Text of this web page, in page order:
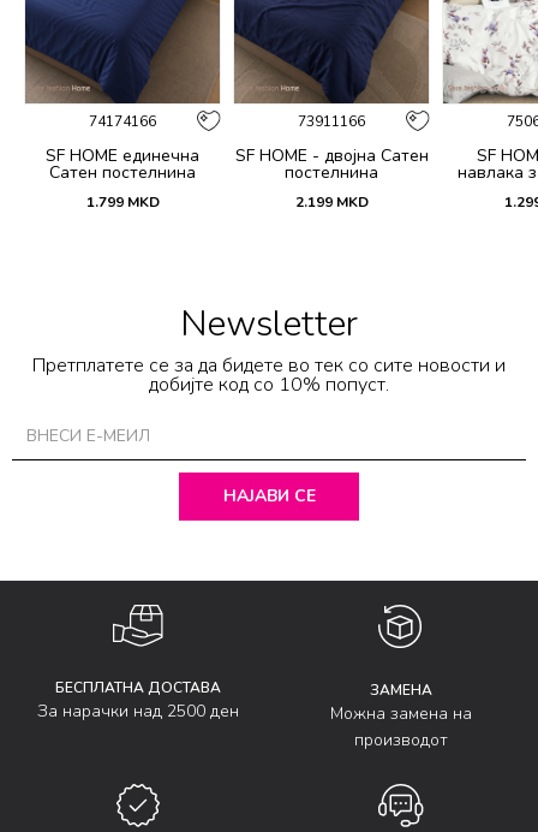
74174166
SF HOME единечна
Сатен постелнина
1.799 MKD
73911166
SF HOME - двојна Сатен
постелнина
2.199 MKD
SF
навлака
Newsletter
Претплатете се за да бидете во тек со сите новости и
добијте код со 10% попуст.
НАЈАВИ СЕ
БЕСПЛАТНА ДОСТАВА
За нарачки над 2500 ден
ЗАМЕНА
Можна замена на
производот